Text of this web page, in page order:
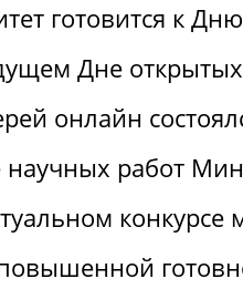
готовится к
Дне
онлайн
работ
конкурсе